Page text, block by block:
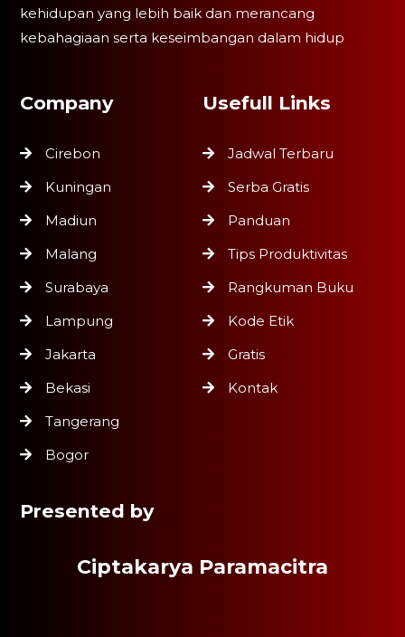
kehidupan yang lebih baik dan merancang
kebahagiaan serta keseimbangan dalam hidup
Company
Cirebon
Kuningan
Madiun
Malang
Surabaya
Lampung
Jakarta
Bekasi
Tangerang
Bogor
Usefull Links
Jadwal Terbaru
Serba Gratis
Panduan
Tips Produktivitas
Rangkuman Buku
Kode Etik
Gratis
Kontak
Presented by
Ciptakarya Paramacitra